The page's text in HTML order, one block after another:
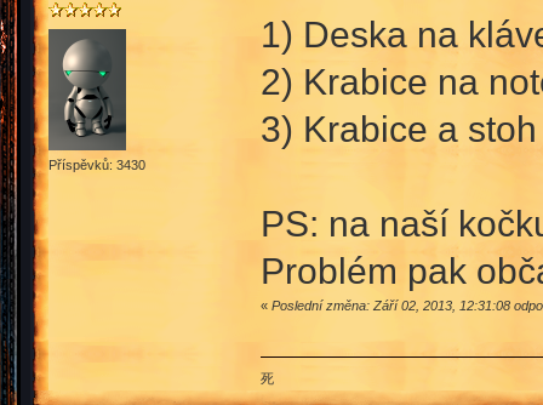
Příspěvků: 3430
1) Deska na
2) Krabice na
3) Krabice a
PS: na naší
Problém pak
« Poslední změna: Září 02, 2013, 12:31:08
死